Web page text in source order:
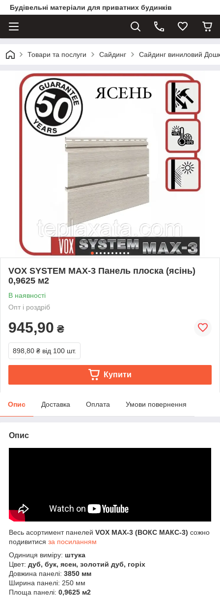
Будівельні матеріали для приватних будинків
Товари та послуги Сайдинг Сайдинг виниловий
VOX SYSTEM MAX-3 Панель плоска (ясінь)
0,9625 м2
В наявності
Опт і роздріб
945,90 ₴
898,80 ₴ від 100 шт.
Купити
Опис Доставка Оплата Умови повернення
Опис
Весь асортимент панелей VOX MAX-3 (ВОКС МАКС-3) сожно
подивитися за посиланням
Одиниця виміру: штука
Цвет: дуб, бук, ясен, золотий дуб, горіх
Довжина панелі: 3850 мм
Ширина панелі: 250 мм
Площа панелі: 0,9625 м2